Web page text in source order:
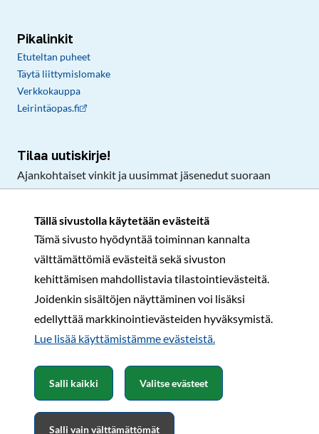
Tällä sivustolla käytetään evästeitä
Tämä sivusto hyödyntää toiminnan kannalta
välttämättömiä evästeitä sekä sivuston
kehittämisen mahdollistavia tilastointievästeitä.
Joidenkin sisältöjen näyttäminen voi lisäksi
edellyttää markkinointievästeiden hyväksymistä.
Lue lisää käyttämistämme evästeistä.​​​​​​
Salli kaikki
Salli vain välttämättömät
Valitse evästeet
Pikalinkit
Etuteltan puheet
Täytä liittymislomake
Verkkokauppa
Leirintäopas.fi
Tilaa uutiskirje!
Ajankohtaiset vinkit ja uusimmat jäsenedut suoraan
Rekisteri- ja tietosuojaselosteSopimusehdot